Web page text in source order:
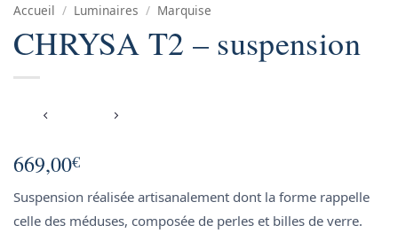
Accueil / Luminaires / Marquise
CHRYSA T2 – suspension
669,00€
Suspension réalisée artisanalement dont la forme rappelle
celle des méduses, composée de perles et billes de verre.